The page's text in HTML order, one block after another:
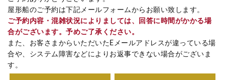
屋形船のご予約は下記メールフォームからお願い致します。
ご予約内容・混雑状況によりましては、回答に時間がかかる場
合がございます。予めご了承ください。
また、お客さまからいただいたEメールアドレスが違っている場
合や、システム障害などによりお返事できない場合がございま
す。